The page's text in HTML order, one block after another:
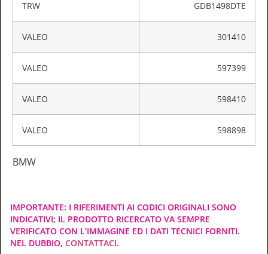
TRW GDB1498DTE
VALEO 301410
VALEO 597399
VALEO 598410
VALEO 598898
BMW
IMPORTANTE: I RIFERIMENTI AI CODICI ORIGINALI SONO
INDICATIVI; IL PRODOTTO RICERCATO VA SEMPRE
VERIFICATO CON L’IMMAGINE ED I DATI TECNICI FORNITI.
NEL DUBBIO, CONTATTACI.